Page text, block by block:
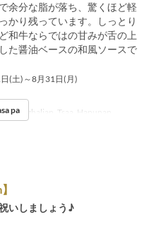
余分な脂が落ち、驚くほど軽
かり残っています。しっとり
和牛ならではの甘みが舌の上
た醤油ベースの和風ソースで
(土)～8月31日(月)
Tanghalian, Tsaa, Hapunan
pa
いしましょう♪